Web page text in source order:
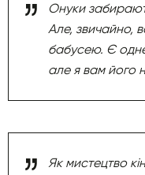
Онуки
Але, звичайно,
бабусею. Є одне
але я вам його
Як мистецтво